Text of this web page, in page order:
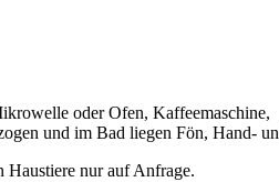
oder Ofen, Kaffeemaschine,
und im Bad liegen Fön, Hand-
Haustiere nur auf Anfrage.